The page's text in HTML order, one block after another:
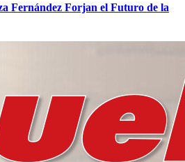
Fernández Forjan el Futuro de la